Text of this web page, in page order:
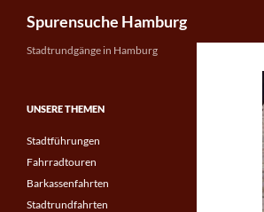
Zum
Spurensuche Hamburg
Stadtrundgänge in Hamburg
UNSERE THEMEN
Stadtführungen
Fahrradtouren
Barkassenfahrten
Stadtrundfahrten